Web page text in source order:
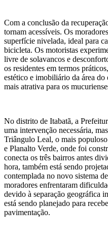
Com a conclusão da
tornam acessíveis. Os
superfície nivelada, ideal para
bicicleta. Os motoristas
livre de solavancos e
os residentes em termos
estético e imobiliário da área
mais atrativa para os
No distrito de Itabatã, a
uma intervenção necessária,
Triângulo Leal, o mais
e Planalto Verde, onde foi
conecta os três bairros antes
hora, também está sendo
contemplada no novo sistema
moradores enfrentaram
devido à separação geográfica
está sendo planejado para
pavimentação.